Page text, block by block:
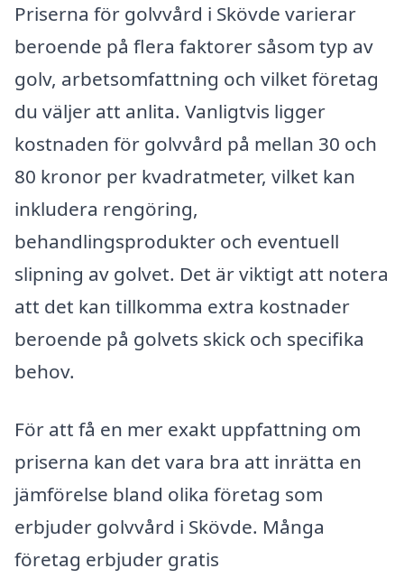
Priserna för golvvård i Skövde varierar
beroende på flera faktorer såsom typ av
golv, arbetsomfattning och vilket företag
du väljer att anlita. Vanligtvis ligger
kostnaden för golvvård på mellan 30 och
80 kronor per kvadratmeter, vilket kan
inkludera rengöring,
behandlingsprodukter och eventuell
slipning av golvet. Det är viktigt att notera
att det kan tillkomma extra kostnader
beroende på golvets skick och specifika
behov.
För att få en mer exakt uppfattning om
priserna kan det vara bra att inrätta en
jämförelse bland olika företag som
erbjuder golvvård i Skövde. Många
företag erbjuder gratis